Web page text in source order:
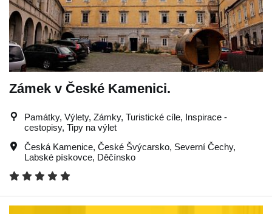
Zámek v České Kamenici.
Památky, Výlety, Zámky, Turistické cíle, Inspirace -
cestopisy, Tipy na výlet
Česká Kamenice, České Švýcarsko, Severní Čechy,
Labské pískovce, Děčínsko